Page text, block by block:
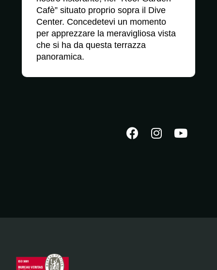
Cafè” situato proprio sopra il Dive
Center. Concedetevi un momento
per apprezzare la meravigliosa vista
che si ha da questa terrazza
panoramica.